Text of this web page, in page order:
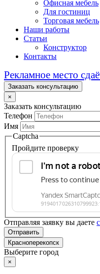
Офисная мебель
Для гостиниц
Торговая мебель
Наши работы
Статьи
Конструктор
Контакты
Рекламное место
Заказать консультацию
×
Заказать консультацию
Телефон
Имя
Captcha
Пройдите проверку
Отправляя заявку вы даете
Отправить
Красноперекопск
Выберите город
×